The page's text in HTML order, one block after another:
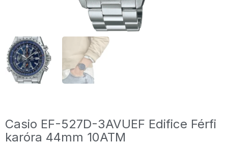
Casio EF-527D-3AVUEF Edifice Férfi
karóra 44mm 10ATM